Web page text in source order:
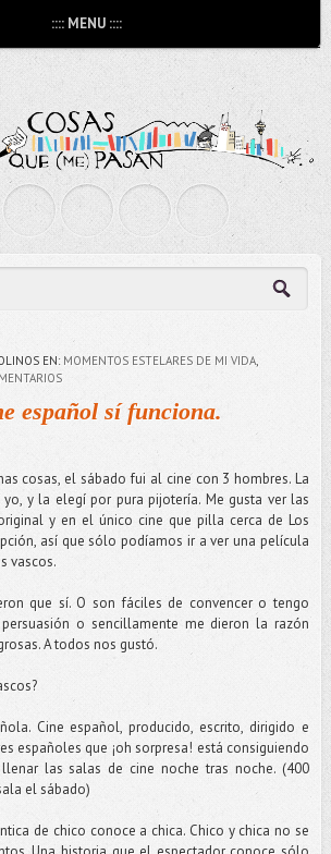
:::: MENU ::::
EN: MOMENTOS ESTELARES DE MI VIDA,
español sí funciona.
cosas, el sábado fui al cine con 3 hombres. La
y la elegí por pura pijotería. Me gusta ver las
y en el único cine que pilla cerca de Los
así que sólo podíamos ir a ver una película
vascos.
que sí. O son fáciles de convencer o tengo
o sencillamente me dieron la razón
A todos nos gustó.
Cine español, producido, escrito, dirigido e
españoles que ¡oh sorpresa! está consiguiendo
las salas de cine noche tras noche. (400
el sábado)
de chico conoce a chica. Chico y chica no se